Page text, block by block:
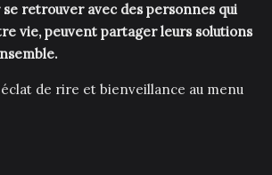
se retrouver avec des personnes qui
vie, peuvent partager leurs solutions
de rire et bienveillance au menu